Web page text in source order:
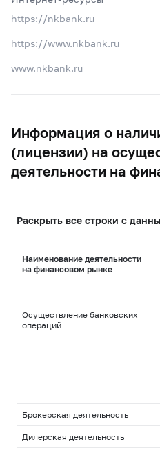
https://nkbank.ru
https://www.nkbank.ru
www.nkbank.ru
Информация о
(лицензии) на
деятельности на
Раскрыть все строки с
Наименование деятельности
на финансовом рынке
Осуществление банковских
операций
Брокерская деятельность
Дилерская деятельность